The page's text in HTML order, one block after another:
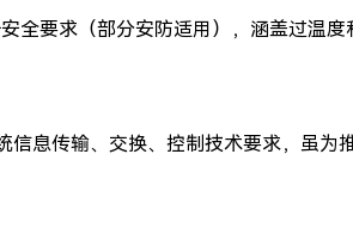
全要求（部分安防适用），涵盖过温度
信息传输、交换、控制技术要求，虽